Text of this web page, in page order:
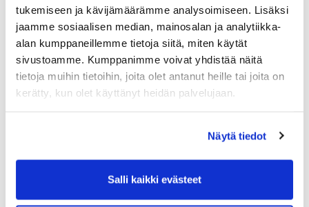
tukemiseen ja kävijämäärämme analysoimiseen. Lisäksi
jaamme sosiaalisen median, mainosalan ja analytiikka-
alan kumppaneillemme tietoja siitä, miten käytät
sivustoamme. Kumppanimme voivat yhdistää näitä
tietoja muihin tietoihin, joita olet antanut heille tai joita on
kerätty, kun olet käyttänyt heidän palvelujaan.
Näytä tiedot
Salli kaikki evästeet
voivat halutessaan sopia osa-aikatyöstä.
Osasairauspäivärahan saamisen edellytyksenä on, että
työntekijä on tehnyt työnantajansa kanssa määräaikaisen
sopimuksen työaikansa lyhentämisestä niin, että työtä tehdään
vähintään 40 ja enintään 60 prosenttia aiemmasta ja osa-
aikatyöskentelyn on suunniteltu kestävän yhdenjaksoisesti
Lyhentää voidaan joko työntekijän päivittäistä tai viikoittaista
työaikaa. Sopia voidaan esimerkiksi siitä, että työntekijä on
kaksi päivää viikossa töissä ja kolme päivää sairauslomalla.
Työajan lyhentäminen toteutetaan työnantajan ja työntekijän
sopimalla tavalla ottaen huomioon työntekijän tarpeet sekä